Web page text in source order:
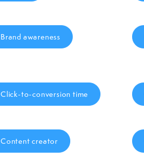
Brand awareness
Click-to-conversion time
Content creator